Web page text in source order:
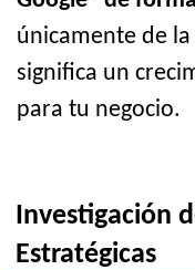
únicamente de
significa un
para tu negocio.
Investigación
Estratégicas